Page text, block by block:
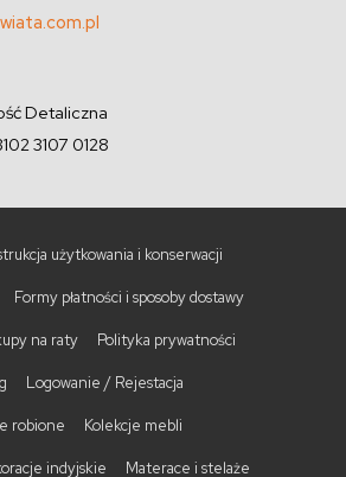
Detaliczna
3107 0128
użytkowania i konserwacji
Formy płatności i sposoby dostawy
na raty Polityka prywatności
Logowanie / Rejestacja
robione Kolekcje mebli
indyjskie Materace i stelaże